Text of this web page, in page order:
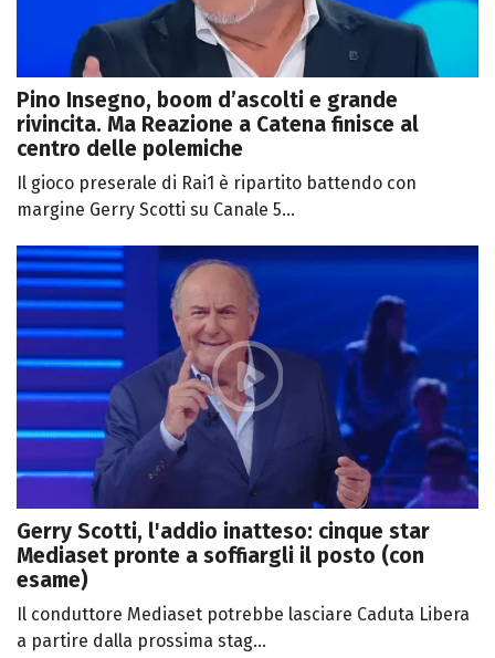
Pino Insegno, boom d’ascolti e grande
rivincita. Ma Reazione a Catena finisce al
centro delle polemiche
Il gioco preserale di Rai1 è ripartito battendo con
margine Gerry Scotti su Canale 5...
Gerry Scotti, l'addio inatteso: cinque star
Mediaset pronte a soffiargli il posto (con
esame)
Il conduttore Mediaset potrebbe lasciare Caduta Libera
a partire dalla prossima stag...